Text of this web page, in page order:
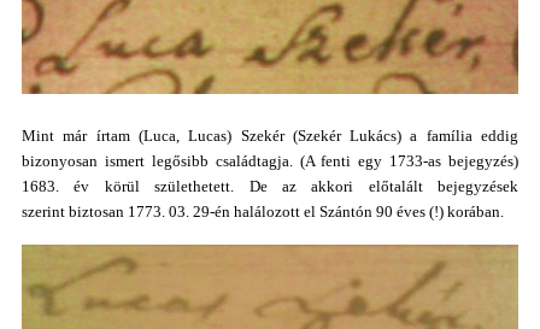
Mint már írtam (Luca, Lucas) Szekér (Szekér Lukács) a família eddig
bizonyosan ismert legősibb családtagja. (A fenti egy 1733-as bejegyzés)
1683. év körül születhetett. De az akkori előtalált bejegyzések
szerint biztosan 1773. 03. 29-én halálozott el Szántón 90 éves (!) korában.